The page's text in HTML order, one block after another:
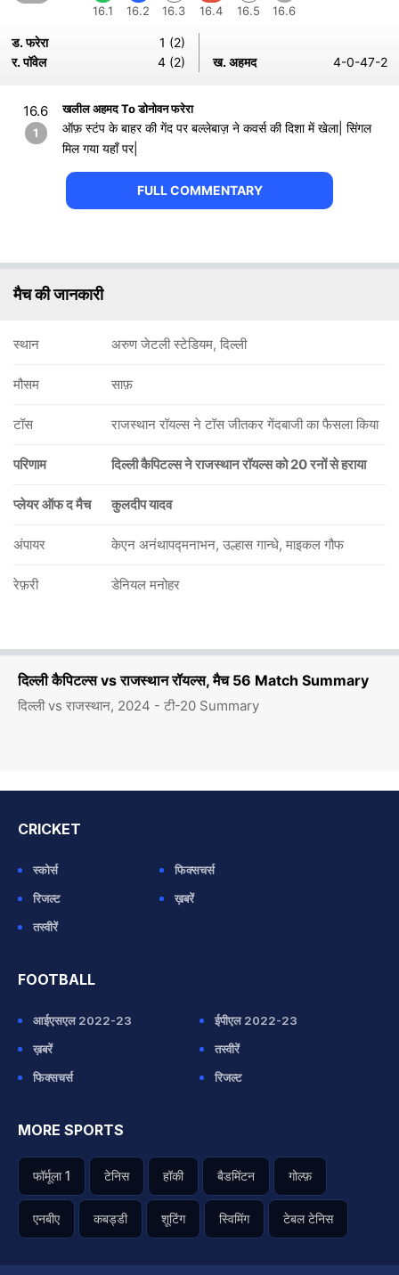
दिल्ली कैपिटल्स vs राजस्थान रॉयल्स, मैच 56 Match Summary
दिल्ली vs राजस्थान, 2024 - टी-20 Summary
16.1
16.2
16.3
16.4
16.5
16.6
ड. फरेरा
1 (2)
र. पॉवेल
4 (2) ख. अहमद 4-0-47-2
16.6
1
खलील अहमद To डोनोवन फरेरा
ऑफ़ स्टंप के बाहर की गेंद पर बल्लेबाज़ ने कवर्स की दिशा में खेला| सिंगल
मिल गया यहाँ पर|
FULL COMMENTARY
मैच की जानकारी
स्थान अरुण जेटली स्टेडियम, दिल्ली
मौसम साफ़
टॉस राजस्थान रॉयल्स ने टॉस जीतकर गेंदबाजी का फैसला किया
परिणाम दिल्ली कैपिटल्स ने राजस्थान रॉयल्स को 20 रनों से हराया
प्लेयर ऑफ द मैच कुलदीप यादव
अंपायर केएन अनंथापद्मनाभन, उल्हास गान्धे, माइकल गौफ
रेफ़री डेनियल मनोहर
CRICKET
स्कोर्स
फिक्सचर्स
रिजल्ट
ख़बरें
तस्वीरें
FOOTBALL
आईएसएल 2022-23
ईपीएल 2022-23
ख़बरें
तस्वीरें
फिक्सचर्स
रिजल्ट
MORE SPORTS
फॉर्मूला 1 टेनिस हॉकी बैडमिंटन गोल्फ़
एनबीए कबड्डी शूटिंग स्विमिंग टेबल टेनिस